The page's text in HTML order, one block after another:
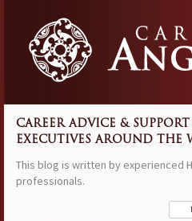
CAREER ADVICE &
EXECUTIVES AROUND THE
This blog is written by experienced
professionals.